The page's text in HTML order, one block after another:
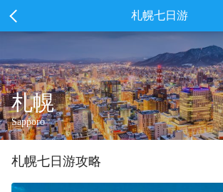
札幌七日游
札幌
Sapporo
札幌七 日游攻略